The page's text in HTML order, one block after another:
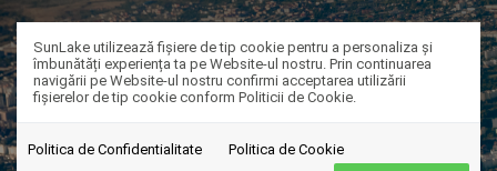
SunLake utilizează fişiere de tip cookie pentru a personaliza și
îmbunătăți experiența ta pe Website-ul nostru. Prin continuarea
navigării pe Website-ul nostru confirmi acceptarea utilizării
fişierelor de tip cookie conform Politicii de Cookie.
Politica de Confidentialitate Politica de Cookie